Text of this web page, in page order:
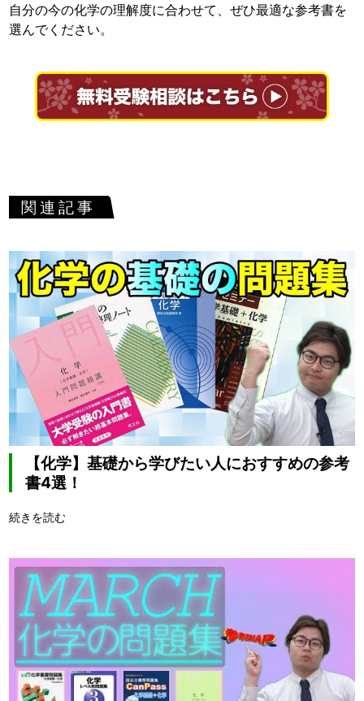
自分の今の化学の理解度に合わせて、ぜひ最適な参考書を
選んでください。
関連記事
【化学】基礎から学びたい人におすすめの参考
書4選！
続きを読む